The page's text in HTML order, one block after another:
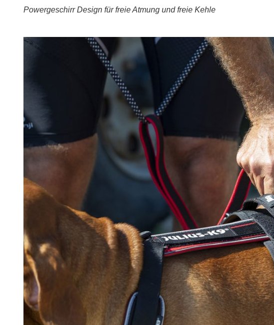
Powergeschirr Design für freie Atmung und freie Kehle